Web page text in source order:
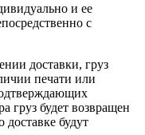
и ее
с
доставки, груз
печати или
груз будет возвращен
доставке будут